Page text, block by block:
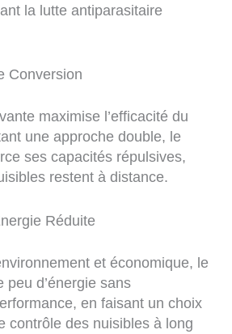
la lutte antiparasitaire
Conversion
maximise l’efficacité du
une approche double, le
ses capacités répulsives,
restent à distance.
Réduite
et économique, le
peu d’énergie sans
en faisant un choix
contrôle des nuisibles à long